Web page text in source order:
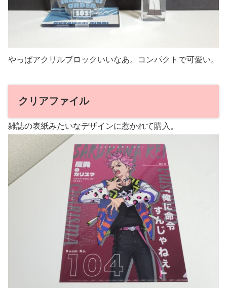
やっぱアクリルブロックいいなあ。コンパクトで可愛い。
クリアファイル
雑誌の表紙みたいなデザインに惹かれて購入。